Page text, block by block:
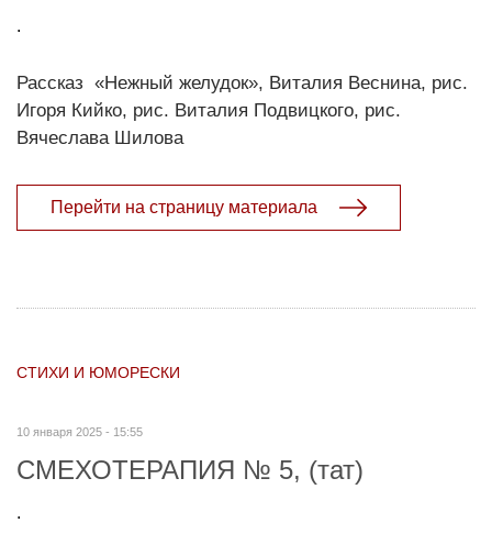
.
Рассказ «Нежный желудок», Виталия Веснина, рис.
Игоря Кийко, рис. Виталия Подвицкого, рис.
Вячеслава Шилова
Перейти на страницу материала
СТИХИ И ЮМОРЕСКИ
10 января 2025 - 15:55
СМЕХОТЕРАПИЯ № 5, (тат)
.